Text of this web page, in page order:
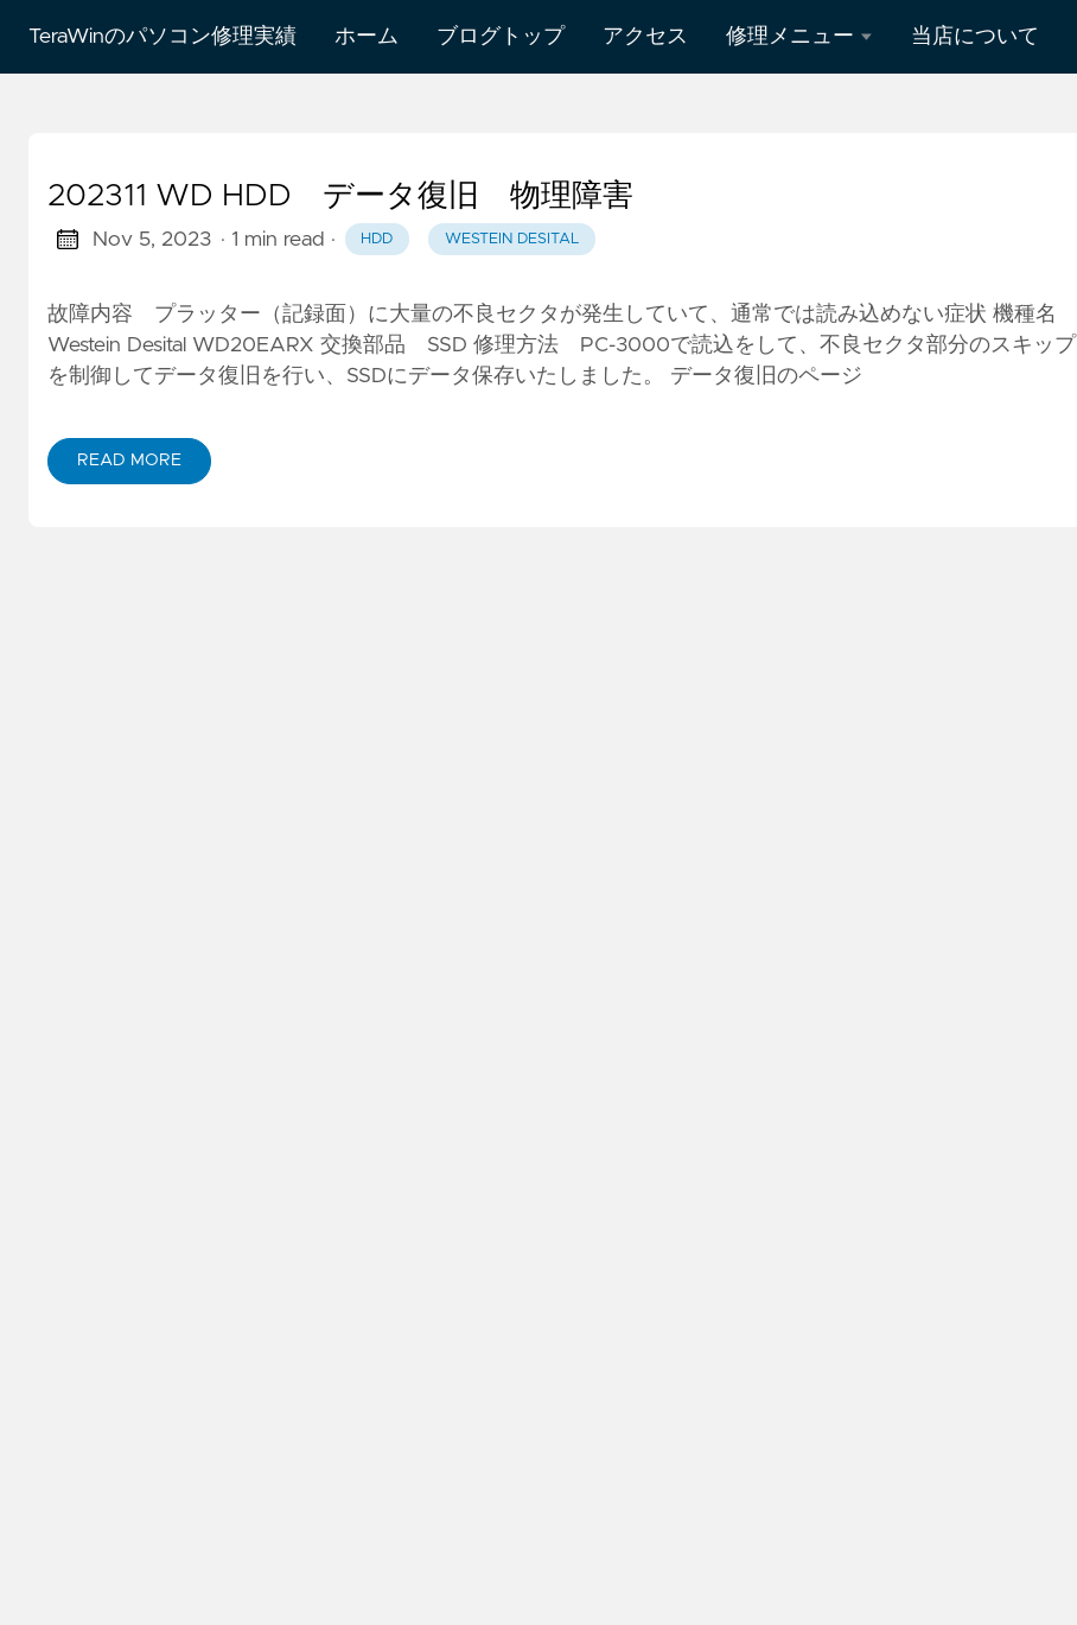
TeraWinのパソコン修理実績 ホーム ブログトップ アクセス 修理メニュー 当店について
202311 WD HDD データ復旧 物理障害
Nov 5, 2023 · 1 min read · HDD WESTEIN DESITAL
故障内容 プラッター（記録面）に大量の不良セクタが発生していて、通常では読み込めない症状 機種名
Westein Desital WD20EARX 交換部品 SSD 修理方法 PC-3000で読込をして、不良セクタ部分のスキップ
を制御してデータ復旧を行い、SSDにデータ保存いたしました。 データ復旧のページ
READ MORE